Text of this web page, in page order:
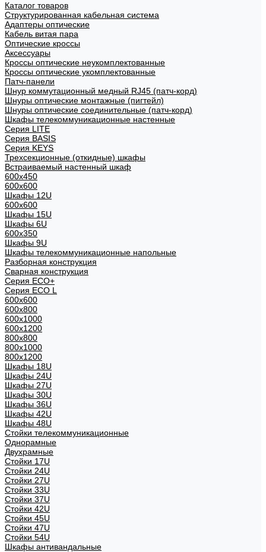
Каталог товаров
Структурированная кабельная система
Адаптеры оптические
Кабель витая пара
Оптические кроссы
Аксессуары
Кроссы оптические неукомплектованные
Кроссы оптические укомплектованные
Патч-панели
Шнур коммутационный медный RJ45 (патч-корд)
Шнуры оптические монтажные (пигтейл)
Шнуры оптические соединительные (патч-корд)
Шкафы телекоммуникационные настенные
Cерия LITE
Cерия BASIS
Cерия KEYS
Трехсекционные (откидные) шкафы
Встраиваемый настенный шкаф
600x450
600x600
Шкафы 12U
600x600
Шкафы 15U
Шкафы 6U
600x350
Шкафы 9U
Шкафы телекоммуникационные напольные
Разборная конструкция
Сварная конструкция
Серия ECO+
Серия ECO L
600x600
600x800
600х1000
600х1200
800x800
800х1000
800х1200
Шкафы 18U
Шкафы 24U
Шкафы 27U
Шкафы 30U
Шкафы 36U
Шкафы 42U
Шкафы 48U
Стойки телекоммуникационные
Однорамные
Двухрамные
Стойки 17U
Стойки 24U
Стойки 27U
Стойки 33U
Стойки 37U
Стойки 42U
Стойки 45U
Стойки 47U
Стойки 54U
Шкафы антивандальные